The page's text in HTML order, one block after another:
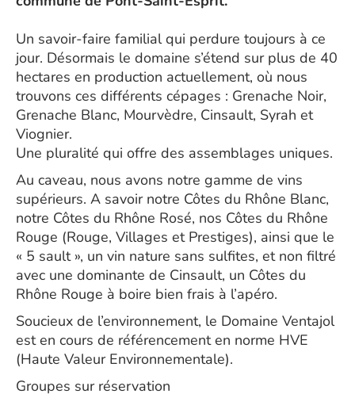
Un savoir-faire familial qui perdure toujours à ce
jour. Désormais le domaine s’étend sur plus de 40
hectares en production actuellement, où nous
trouvons ces différents cépages : Grenache Noir,
Grenache Blanc, Mourvèdre, Cinsault, Syrah et
Viognier.
Une pluralité qui offre des assemblages uniques.
Au caveau, nous avons notre gamme de vins
supérieurs. A savoir notre Côtes du Rhône Blanc,
notre Côtes du Rhône Rosé, nos Côtes du Rhône
Rouge (Rouge, Villages et Prestiges), ainsi que le
« 5 sault », un vin nature sans sulfites, et non filtré
avec une dominante de Cinsault, un Côtes du
Rhône Rouge à boire bien frais à l’apéro.
Soucieux de l’environnement, le Domaine Ventajol
est en cours de référencement en norme HVE
(Haute Valeur Environnementale).
Groupes sur réservation